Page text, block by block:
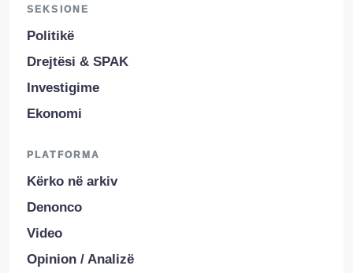
SEKSIONE
Politikë
Drejtësi & SPAK
Investigime
Ekonomi
PLATFORMA
Kërko në arkiv
Denonco
Video
Opinion / Analizë